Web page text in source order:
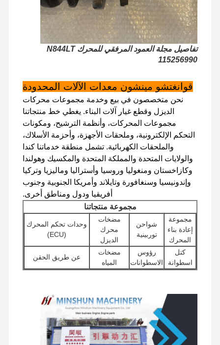
الرئيسية
المنتجات
جولة في
المصنع
مراقبة الجودة اتصل بنا أخبار
الحالات
محرك بيركنز
محرك كوبوتا
محرك إسوزو
محرك الكمون
تفاصيل مجلة العمود المرفقي للمحرك N844LT
115256990
قوانغتشو مينشون معدات الآلات المحدودة
نحن متخصصون في بيع وخدمة مجموعات محركات
الديزل وقطع غيار آلات البناء. يغطي خط منتجاتنا
مجموعات المحركات، وأنظمة الترشيح، ومكونات
التحكم الإلكترونية، وملحقات الأجهزة، وأحزمة الأسلاك،
والملحقات الكهربائية. تشمل منطقة خدماتنا كندا
والولايات المتحدة والمملكة المتحدة والمكسيك وهولندا
وكازاخستان ومنغوليا وروسيا وأستراليا وماليزيا وتركيا
وإندونيسيا وسنغافورة وتايلاند وأمريكا الجنوبية وجنوب
أفريقيا ودول ومناطق أخرى.
مجموعة منتجاتنا
مجموعة
إعادة بناء
المحرك
شواحن
توربينية
مضخات
محرك
الديزل
وحدات تحكم المحرك
(ECU)
كتل
اسطوانة
رؤوس
الاسطوانات
مضخات
المياه
عن طريق الحقن
دوارة
صمامات
التوزيع
جمعيات
السيارات
السفر
مكونات الهيكل
والملحقات الأخرى